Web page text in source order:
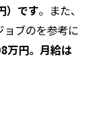
）です。また、
ョブのを参考に
万円。月給は